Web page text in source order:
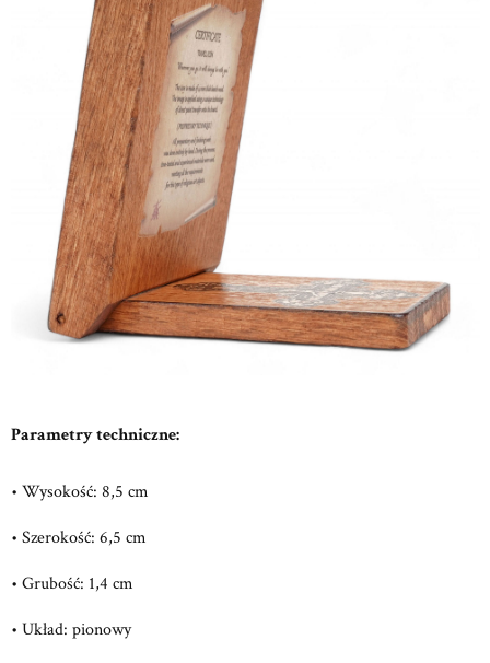
Parametry techniczne:
• Wysokość: 8,5 cm
• Szerokość: 6,5 cm
• Grubość: 1,4 cm
• Układ: pionowy